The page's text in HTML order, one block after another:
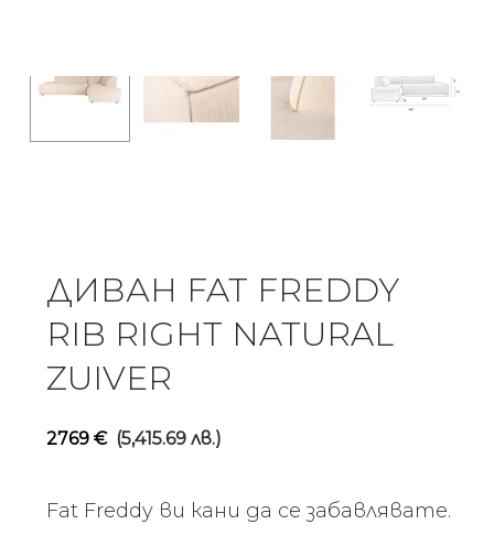
ДИВАН FAT FREDDY
RIB RIGHT NATURAL
ZUIVER
2769 € (5,415.69 лв.)
Fat Freddy ви кани да се забавлявате.